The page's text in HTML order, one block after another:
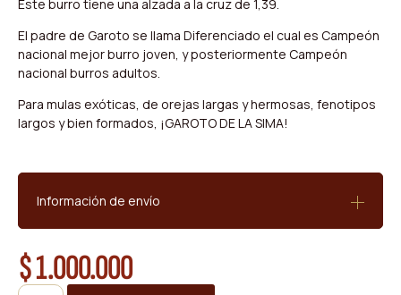
Este burro tiene una alzada a la cruz de 1,39.
El padre de Garoto se llama Diferenciado el cual es Campeón
nacional mejor burro joven, y posteriormente Campeón
nacional burros adultos.
Para mulas exóticas, de orejas largas y hermosas, fenotipos
largos y bien formados, ¡GAROTO DE LA SIMA!
Información de envío
$1.000.000